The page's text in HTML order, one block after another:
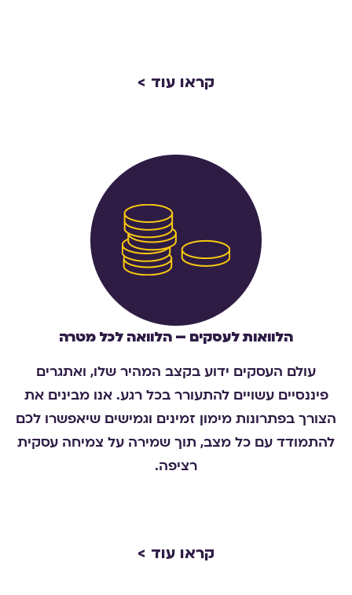
קראו עוד >
הלוואות לעסקים – הלוואה לכל מטרה
עולם העסקים ידוע בקצב המהיר שלו, ואתגרים
פיננסיים עשויים להתעורר בכל רגע. אנו מבינים את
הצורך בפתרונות מימון זמינים וגמישים שיאפשרו לכם
להתמודד עם כל מצב, תוך שמירה על צמיחה עסקית
רציפה.
קראו עוד >